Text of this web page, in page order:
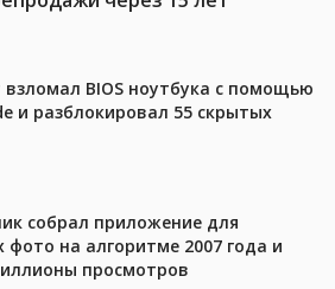
взломал BIOS ноутбука с помощью
и разблокировал 55 скрытых
собрал приложение для
фото на алгоритме 2007 года и
просмотров